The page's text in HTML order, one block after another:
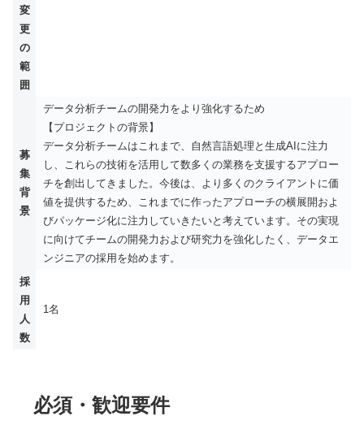
変
更
の
範
囲
募
集
背
景
データ分析チームの開発力をより強化するため
【プロジェクトの背景】
データ分析チームはこれまで、自然言語処理と生成AIに注力
し、これらの技術を活用して数多くの業務を支援するアプロー
チを創出してきました。今後は、より多くのクライアントに価
値を提供するため、これまでに作ったアプローチの横展開およ
びパッケージ化に注力していきたいと考えています。その実現
に向けてチームの開発力および研究力を強化したく、データエ
ンジニアの採用を始めます。
採
用
人
数
1名
必須・歓迎要件